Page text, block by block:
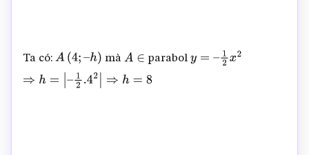
Ta có: A( 4 ;– ) mà A∈ paraboly =– x 2
⇒ = |–1 2 .42 |⇒ h =8